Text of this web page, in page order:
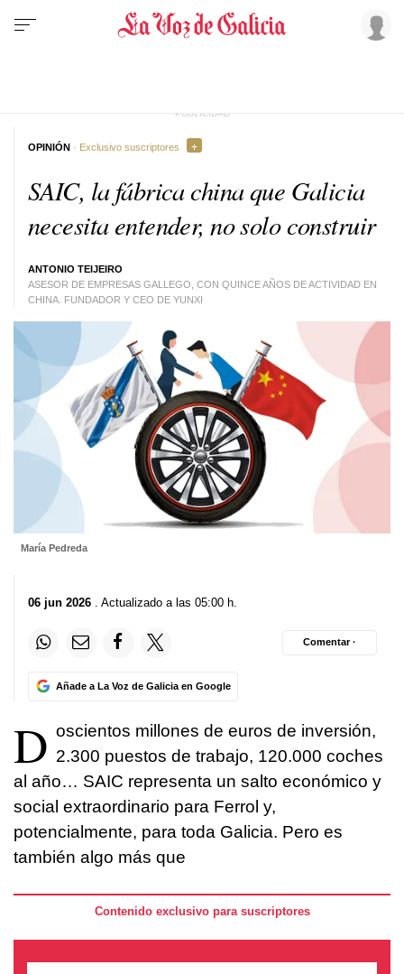
SAIC, la fábrica china que Galicia
necesita entender, no solo construir
ANTONIO TEIJEIRO
ASESOR DE EMPRESAS GALLEGO, CON QUINCE AÑOS DE ACTIVIDAD EN
CHINA. FUNDADOR Y CEO DE YUNXI
OPINIÓN · Exclusivo suscriptores
María Pedreda
06 jun 2026 . Actualizado a las 05:00 h.
Añade a La Voz de Galicia en Google
Comentar ·
D oscientos millones de euros de inversión,
2.300 puestos de trabajo, 120.000 coches
al año… SAIC representa un salto económico y
social extraordinario para Ferrol y,
potencialmente, para toda Galicia. Pero es
también algo más que
Contenido exclusivo para suscriptores